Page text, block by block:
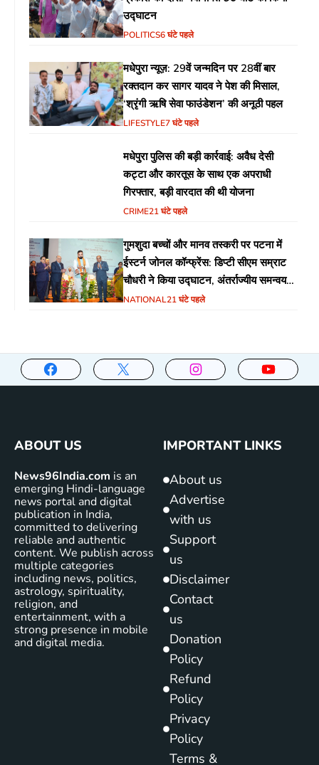
उद्घाटन
POLITICS6 घंटे पहले
मधेपुरा न्यूज़: 29वें जन्मदिन पर 28वीं बार
रक्तदान कर सागर यादव ने पेश की मिसाल,
‘श्रृंगी ऋषि सेवा फाउंडेशन’ की अनूठी पहल
LIFESTYLE7 घंटे पहले
मधेपुरा पुलिस की बड़ी कार्रवाई: अवैध देसी
कट्टा और कारतूस के साथ एक अपराधी
गिरफ्तार, बड़ी वारदात की थी योजना
CRIME21 घंटे पहले
गुमशुदा बच्चों और मानव तस्करी पर पटना में
ईस्टर्न जोनल कॉन्फ्रेंस: डिप्टी सीएम सम्राट
चौधरी ने किया उद्घाटन, अंतर्राज्यीय समन्वय
पर जोर
NATIONAL21 घंटे पहले
ABOUT US
News96India.com is an
emerging Hindi-language
news portal and digital
publication in India,
committed to delivering
reliable and authentic
content. We publish across
multiple categories
including news, politics,
astrology, spirituality,
religion, and
entertainment, with a
strong presence in mobile
and digital media.
IMPORTANT LINKS
About us
Advertise
with us
Support
us
Disclaimer
Contact
us
Donation
Policy
Refund
Policy
Privacy
Policy
Terms &